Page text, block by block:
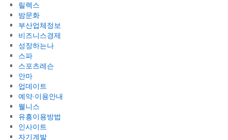
릴렉스
밤문화
부산업체정보
비즈니스경제
성장하는나
스파
스포츠레슨
안마
업데이트
예약·이용안내
웰니스
유흥이용방법
인사이트
자기계발